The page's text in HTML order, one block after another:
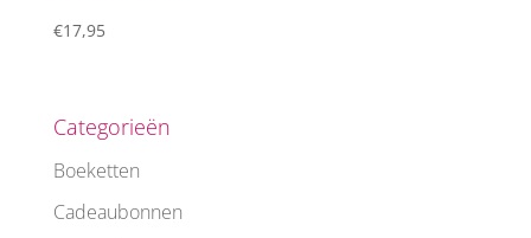
€17,95
Categorieën
Boeketten
Cadeaubonnen